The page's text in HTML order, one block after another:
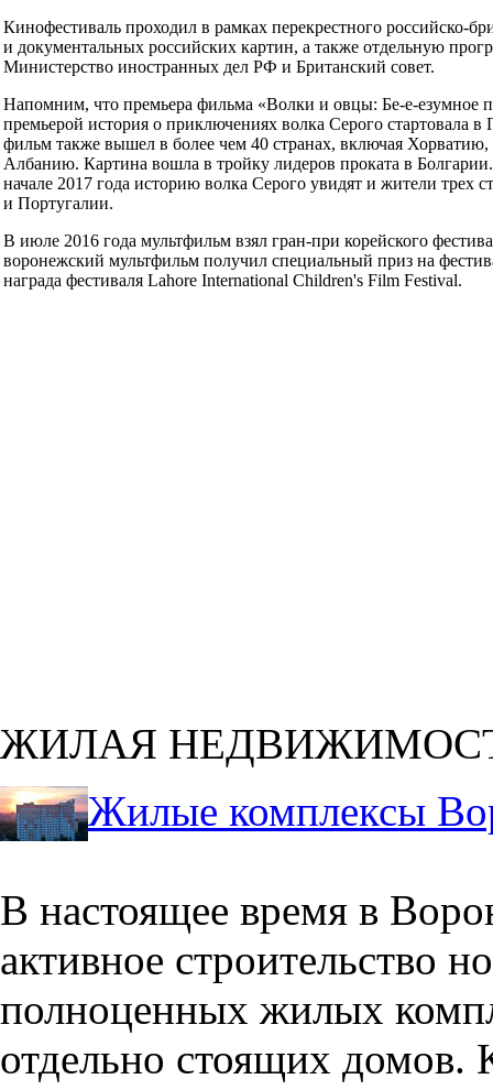
Кинофестиваль проходил в рамках перекрестного российско-
и документальных российских картин, а также отдельную
Министерство иностранных дел РФ и Британский совет.
Напомним, что премьера фильма «Волки и овцы: Бе-е-езумное
премьерой история о приключениях волка Серого
фильм также вышел в более чем 40 странах, включая
Албанию. Картина вошла в тройку лидеров проката в
начале 2017 года историю волка Серого увидят и жители
и Португалии.
В июле 2016 года мультфильм взял гран-при корейского
воронежский мультфильм получил специальный приз на
награда фестиваля Lahore International Children's Film Festival.
ЖИЛАЯ
Жилые комплексы
В настоящее время в
активное строительство
полноценных жилых
отдельно стоящих домов.